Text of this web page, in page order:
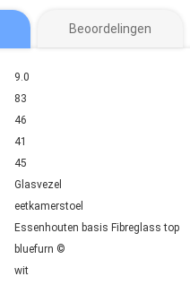
9.0
83
46
41
45
Glasvezel
eetkamerstoel
Essenhouten basis Fibreglass top
bluefurn ©
wit
Beoordelingen